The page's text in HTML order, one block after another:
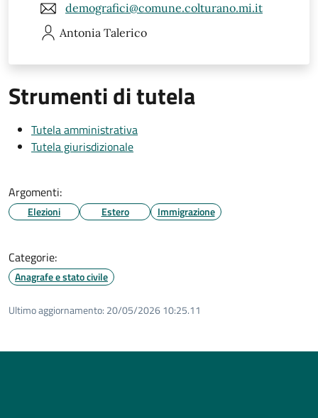
demografici@comune.colturano.mi.it
Antonia Talerico
Strumenti di tutela
Tutela amministrativa
Tutela giurisdizionale
Argomenti:
Elezioni Estero Immigrazione
Categorie:
Anagrafe e stato civile
Ultimo aggiornamento: 20/05/2026 10:25.11